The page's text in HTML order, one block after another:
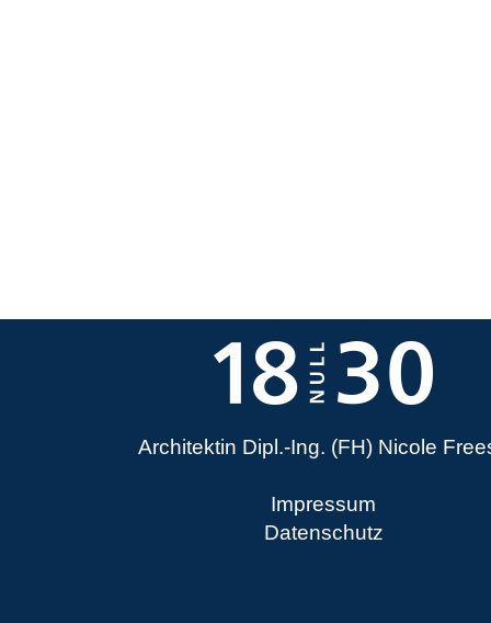
Architektin Dipl.-Ing. (FH) Nicole
Impressum
Datenschutz